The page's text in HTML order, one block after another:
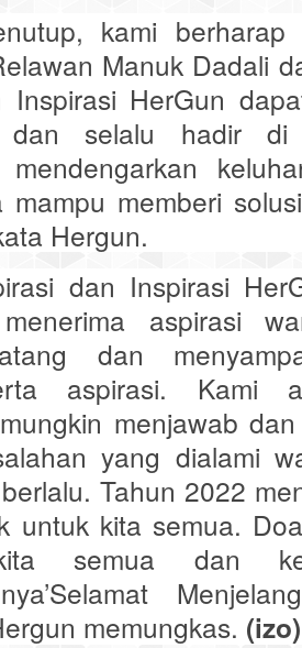
kami
Manuk Dadali
Inspirasi HerGun
dan selalu hadir di
mendengarkan
mampu memberi
Hergun.
dan Inspirasi
aspirasi
dan
aspirasi. Kami
menjawab
yang dialami
Tahun 2022
untuk kita semua.
semua dan
memungkas. (izo)